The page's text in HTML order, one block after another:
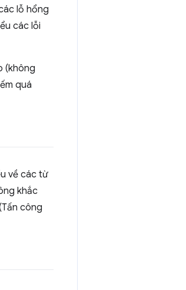
lỗ hổng
các lỗi
(không
quá
về các từ
khắc
công